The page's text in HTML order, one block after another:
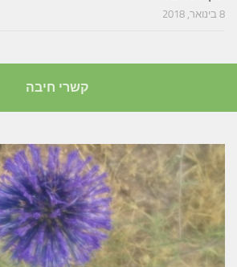
8 בינואר, 2018
קשרי חיבה